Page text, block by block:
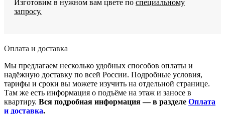
Изготовим в нужном вам цвете по специальному
запросу.
Оплата и доставка
Мы предлагаем несколько удобных способов оплаты и
надёжную доставку по всей России. Подробные условия,
тарифы и сроки вы можете изучить на отдельной странице.
Там же есть информация о подъёме на этаж и заносе в
квартиру. Вся подробная информация — в разделе Оплата
и доставка.